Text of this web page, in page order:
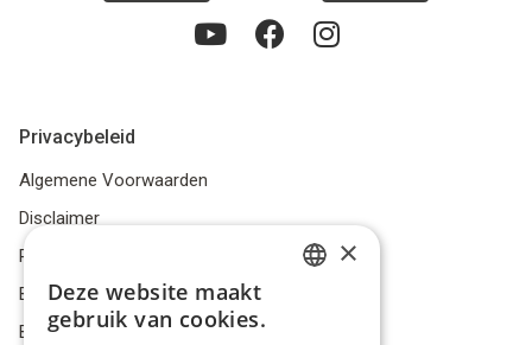
Privacybeleid
Algemene Voorwaarden
Disclaimer
Privacybeleid
Bestelling herroepen
Betalingsmiddelen
×
Deze website maakt
gebruik van cookies.